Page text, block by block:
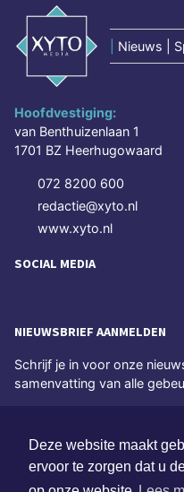
Deze website maakt
ervoor te zorgen dat u
Nieuws |
Hoofdvestiging:
van Benthuizenlaan 1
1701 BZ Heerhugowaard
072 8200 600
redactie@xyto.nl
www.xyto.nl
SOCIAL MEDIA
NIEUWSBRIEF AANMELDEN
Schrijf je in voor onze
samenvatting van alle
ONLINE DAGBLADEN